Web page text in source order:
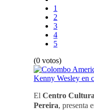
1
2
3
4
5
(0 votos)
El Centro
Pereira, presenta